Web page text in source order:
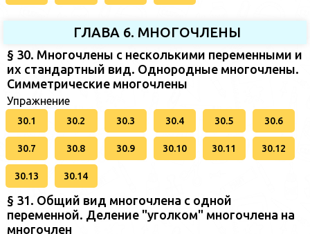
ГЛАВА 6. МНОГОЧЛЕНЫ
§ 30. Многочлены с несколькими переменными и
их стандартный вид. Однородные многочлены.
Симметрические многочлены
Упражнение
30.1 30.2 30.3 30.4 30.5 30.6
30.7 30.8 30.9 30.10 30.11 30.12
30.13 30.14
§ 31. Общий вид многочлена с одной
переменной. Деление "уголком" многочлена на
многочлен